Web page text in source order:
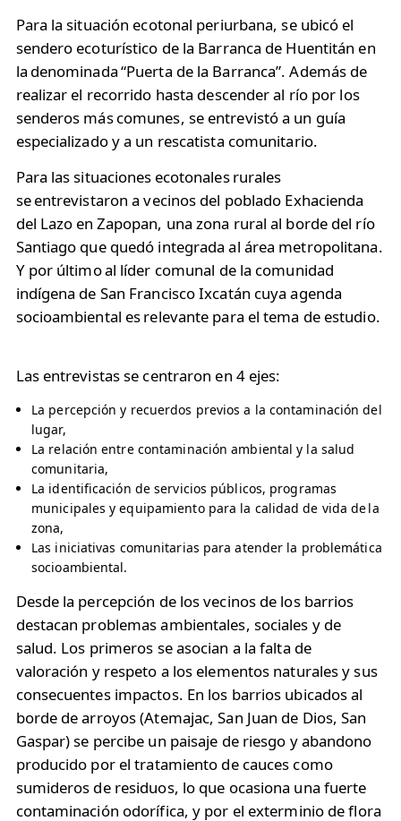
Para la situación ecotonal periurbana, se ubicó el
sendero ecoturístico de la Barranca de Huentitán en
la denominada “Puerta de la Barranca”. Además de
realizar el recorrido hasta descender al río por los
senderos más comunes, se entrevistó a un guía
especializado y a un rescatista comunitario. ​
Para las situaciones ecotonales rurales
se entrevistaron a vecinos del poblado Exhacienda
del Lazo en Zapopan, una zona rural al borde del río
Santiago que quedó integrada al área metropolitana.
Y por último al líder comunal de la comunidad
indígena de San Francisco Ixcatán cuya agenda
socioambiental es relevante para el tema de estudio. ​
Las entrevistas se centraron en 4 ejes: ​
La percepción y recuerdos previos a la contaminación del
lugar, ​
La relación entre contaminación ambiental y la salud
comunitaria, ​
La identificación de servicios públicos, programas
municipales y equipamiento para la calidad de vida de la
zona,​
Las iniciativas comunitarias para atender la problemática
socioambiental. ​
Desde la percepción de los vecinos de los barrios
destacan problemas ambientales, sociales y de
salud. Los primeros se asocian a la falta de
valoración y respeto a los elementos naturales y sus
consecuentes impactos. En los barrios ubicados al
borde de arroyos (Atemajac, San Juan de Dios, San
Gaspar) se percibe un paisaje de riesgo y abandono
producido por el tratamiento de cauces como
sumideros de residuos, lo que ocasiona una fuerte
contaminación odorífica, y por el exterminio de flora